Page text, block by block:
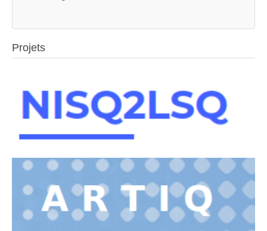
Projets